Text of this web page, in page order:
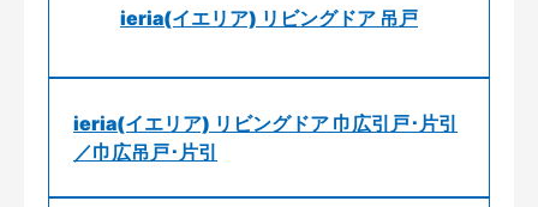
ieria(イエリア) リビングドア 吊戸
ieria(イエリア) リビングドア 巾広引戸･片引
／巾広吊戸･片引